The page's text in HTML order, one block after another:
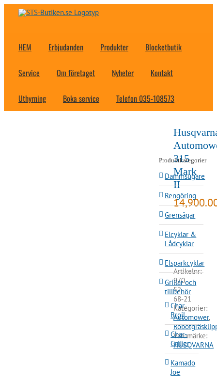
Fortsätt
HEM Erbjudanden Produkter Blocketbutik
Service Om företaget Nyheter Kontakt
Uthyrning Boka service Telefon 035-108573
315
Mark
II
Artikelnr:
970
52
68‑21
Kategorier:
Automower,
Varumärke:
HUSQVARNA
Produktkategorier
Dammsugare
Rengöring
Grensågar
Elcyklar &
Lådcyklar
Elsparkcyklar
Grillar och
tillbehör
Char-
Broil
Char-
Griller
Kamado
Joe